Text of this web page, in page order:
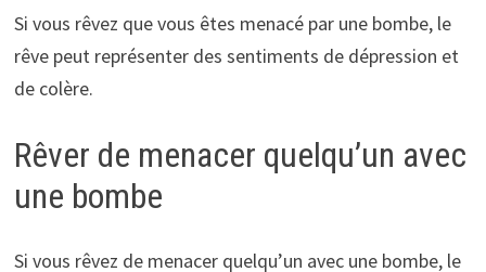
Si vous rêvez que vous êtes menacé par une bombe, le
rêve peut représenter des sentiments de dépression et
de colère.
Rêver de menacer quelqu’un avec
une bombe
Si vous rêvez de menacer quelqu’un avec une bombe, le